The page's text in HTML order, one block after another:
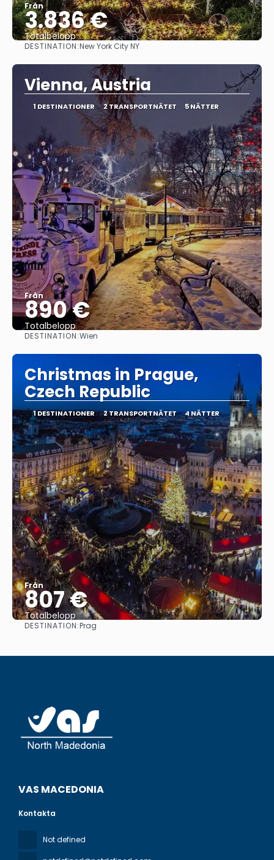
Från
3.836 €
Totalbelopp
Se
DESTINATION:New York City NY
Vienna, Austria
1 DESTINATIONER 2 TRANSPORTNÄTET 5 NÄTTER
Från
890 €
Totalbelopp
DESTINATION:Wien
Christmas in Prague,
Czech Republic
1 DESTINATIONER 2 TRANSPORTNÄTET 4 NÄTTER
Från
807 €
Totalbelopp
DESTINATION:Prag
VAS MACEDONIA
Kontakta
Not defined